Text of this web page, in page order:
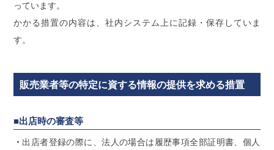
っています。
かかる措置の内容は、社内システム上に記録・保存していま
す。
販売業者等の特定に資する情報の提供を求める措置
■出店時の審査等
出店者登録の際に、法人の場合は履歴事項全部証明書、個人